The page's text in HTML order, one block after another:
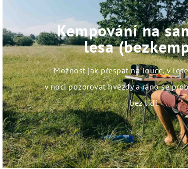
Kempování na
lesa
Možnost jak přespat na louce, v
v noci pozorovat hvězdy a ráno se
bez lidí.